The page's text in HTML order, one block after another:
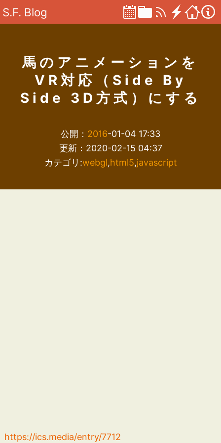
S.F. Blog
馬のアニメーションを
VR対応（Side By
Side 3D方式）にする
公開： 2016-01-04 17:33
更新：2020-02-15 04:37
カテゴリ:webgl,html5,javascript
https://ics.media/entry/7712